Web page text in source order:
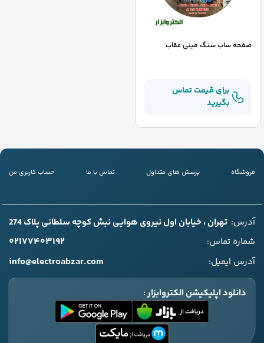
صفحه ساب سنگ مینی عقاب
برای قیمت تماس
بگیرید
فروشگاه پرسش های متداول تماس با ما حساب کاربری من
آدرس: تهران ، خیابان اول نیروی هوایی نبش کوچه سلطانی پلاک 274
شماره تماس:
۰۲۱۷۷۴۰۳۱۹۲
آدرس ایمیل: info@electroabzar.com
دانلود اپلیکیشن الکتروابزار :